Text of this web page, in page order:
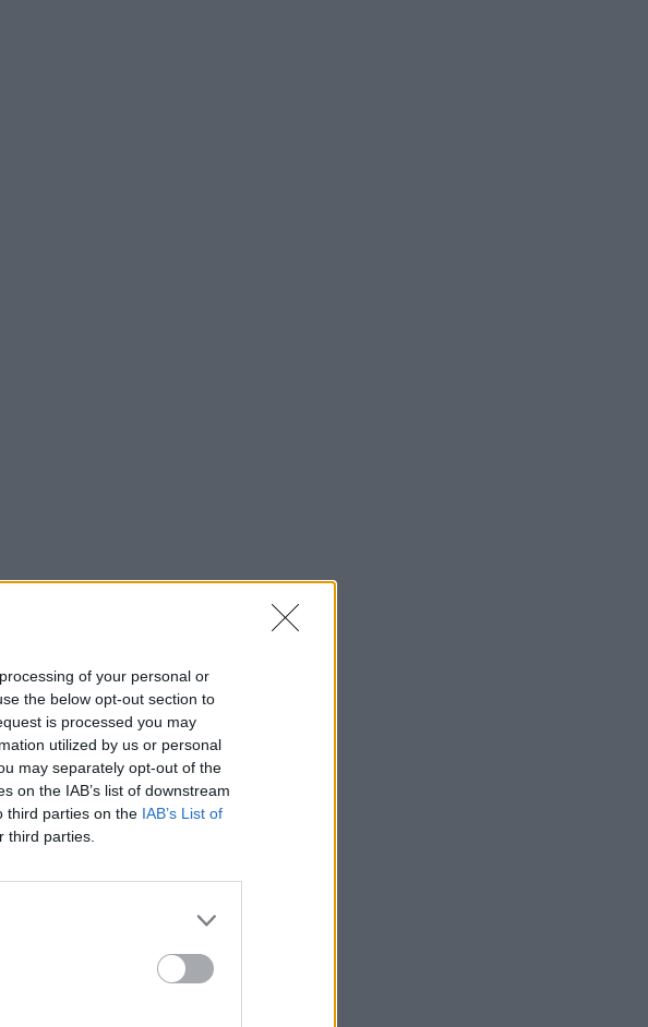
of your personal or
the below opt-out section to
is processed you may
utilized by us or personal
may separately opt-out of the
on the IAB’s list of downstream
third parties on the IAB’s List of
third parties.